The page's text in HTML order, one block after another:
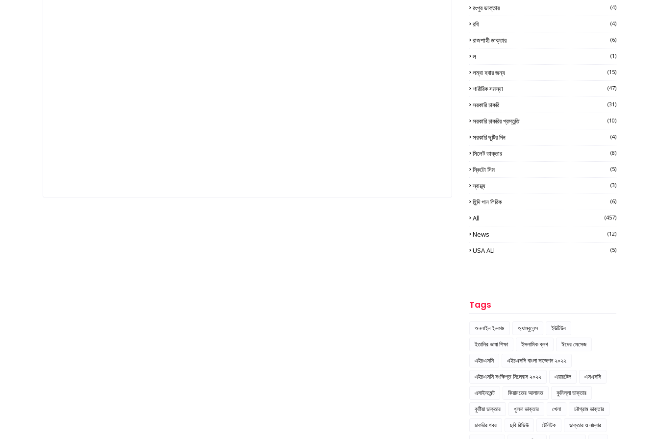
রংপুর ডাক্তার (4)
রবি (4)
রাজশাহী ডাক্তার (6)
ল (1)
লম্বা হবার জন্য (15)
শারীরিক সমস্যা (47)
সরকারি চাকরি (31)
সরকারি চাকরির প্রস্তুতি (10)
সরকারি ছুটির দিন (4)
সিলেট ডাক্তার (8)
স্কিটো সিম (5)
স্বাস্থ্য (3)
হিন্দি গান লিরিক (6)
All (457)
News (12)
USA ALl (5)
Tags
অনলাইন ইনকাম অ্যাম্বুলেন্স
ইউটিউব
ইতালির ভাষা শিক্ষা
ইসলামিক ব্লগ
ঈদের মেসেজ
এইচএসসি
এইচএসসি বাংলা সাজেশন ২০২২
এইচএসসি সংক্ষিপ্ত সিলেবাস ২০২২
এয়ারটেল
এসএসসি
এসাইনমেন্ট
কিয়ামতের আলামত
কুমিল্লা ডাক্তার
কুষ্টিয়া ডাক্তার
খুলনা ডাক্তার খেলা
চট্টগ্রাম ডাক্তার
চাকরির খবর
ছবি রিভিউ টেলিটক
ডাক্তার ও নাম্বার